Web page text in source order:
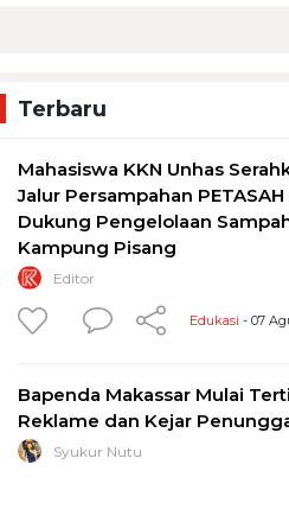
Terbaru
Mahasiswa KKN Unhas
Jalur Persampahan
Dukung Pengelolaan
Kampung Pisang
Editor
Edukasi - 07
Bapenda Makassar Mulai
Reklame dan Kejar
Syukur Nutu